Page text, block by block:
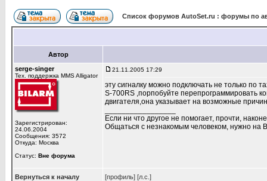
Список форумов AutoSet.ru : форумы по
Автор
serge-singer
Тех. поддержка MMS Alligator
Зарегистрирован:
24.06.2004
Сообщения: 3572
Откуда: Москва
Статус: Вне форума
21.11.2005 17:29
эту сигналку можно подключать не только по
S-700RS ,порпобуйте перепрограммировать
двигателя,она указывает на возможные
Если ни что другое не помогает, прочти,
Общаться с незнакомым человеком, нужно на
Вернуться к началу [профиль] [л.с.]